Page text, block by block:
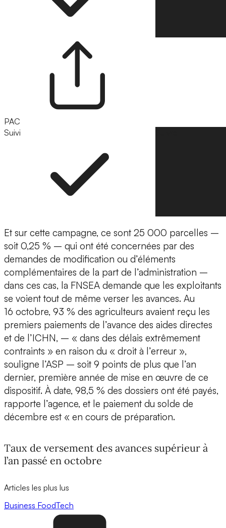
PAC
Suivi
Et sur cette campagne, ce sont 25 000 parcelles –
soit 0,25 % – qui ont été concernées par des
demandes de modification ou d’éléments
complémentaires de la part de l’administration –
dans ces cas, la FNSEA demande que les exploitants
se voient tout de même verser les avances. Au
16 octobre, 93 % des agriculteurs avaient reçu les
premiers paiements de l’avance des aides directes
et de l’ICHN, – « dans des délais extrêmement
contraints » en raison du « droit à l’erreur »,
souligne l’ASP – soit 9 points de plus que l’an
dernier, première année de mise en œuvre de ce
dispositif. À date, 98,5 % des dossiers ont été payés,
rapporte l’agence, et le paiement du solde de
décembre est « en cours de préparation.
Taux de versement des avances supérieur à
l’an passé en octobre
Articles les plus lus
Business FoodTech